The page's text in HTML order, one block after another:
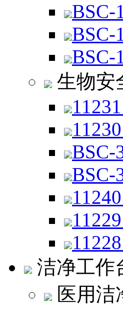
BSC-
BSC-
BSC-
生物安
BSC-
BSC-
洁净工作
医用洁